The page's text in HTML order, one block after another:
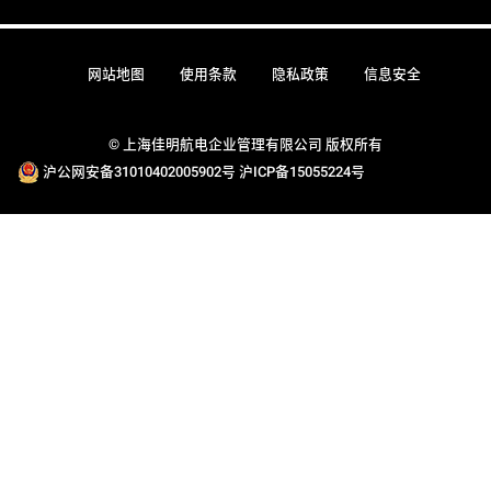
© 上海佳明航电企业管理有限公司 版权所有
沪公网安备31010402005902号 沪ICP备15055224号
网站地图 使用条款 隐私政策 信息安全